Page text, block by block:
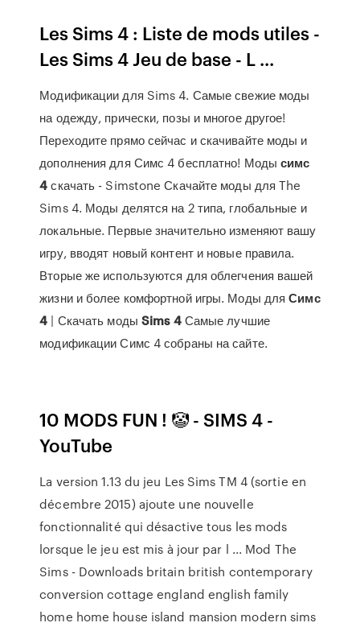
Les Sims 4 : Liste de mods utiles -
Les Sims 4 Jeu de base - L ...
Модификации для Sims 4. Самые свежие моды
на одежду, прически, позы и многое другое!
Переходите прямо сейчас и скачивайте моды и
дополнения для Симс 4 бесплатно! Модысимс
4скачать - Simstone Скачайте моды для The
Sims 4. Моды делятся на 2 типа, глобальные и
локальные. Первые значительно изменяют вашу
игру, вводят новый контент и новые правила.
Вторые же используются для облегчения вашей
жизни и более комфортной игры. Моды дляСимс
4 | Скачать моды Sims 4Самые лучшие
модификации Симс 4 собраны на сайте.
10 MODS FUN ! 🤡 - SIMS 4 -
YouTube
La version 1.13 du jeu Les Sims TM 4 (sortie en
décembre 2015) ajoute une nouvelle
fonctionnalité qui désactive tous les mods
lorsque le jeu est mis à jour par l ... Mod The
Sims - Downloads britain british contemporary
conversion cottage england english family
home home house island mansion modern sims